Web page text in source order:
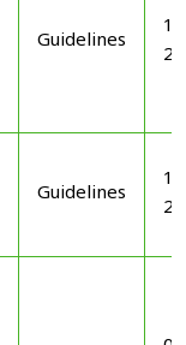
Guidelines
Guidelines